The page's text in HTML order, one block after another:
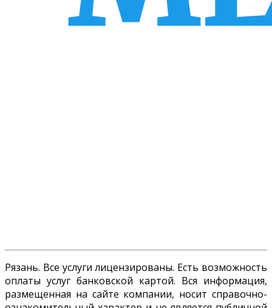
Рязань. Все услуги лицензированы. Есть возможность
оплаты услуг банковской картой. Вся информация,
размещенная на сайте компании, носит справочно-